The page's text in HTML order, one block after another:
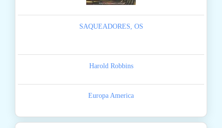
SAQUEADORES, OS
Harold Robbins
Europa America